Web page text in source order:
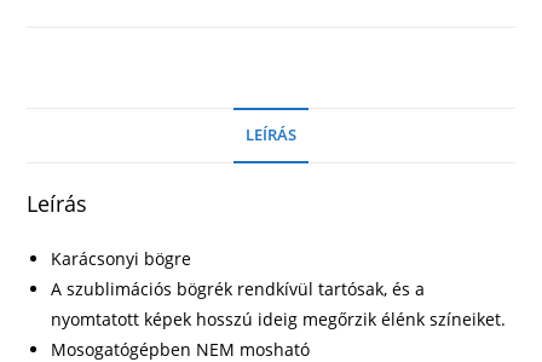
LEÍRÁS
Leírás
Karácsonyi bögre
A szublimációs bögrék rendkívül tartósak, és a
nyomtatott képek hosszú ideig megőrzik élénk színeiket.
Mosogatógépben NEM mosható